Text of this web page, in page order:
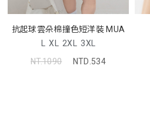
抗起球雲朵棉撞色短洋裝 MUA
L XL 2XL 3XL
NT.1090
NTD.534